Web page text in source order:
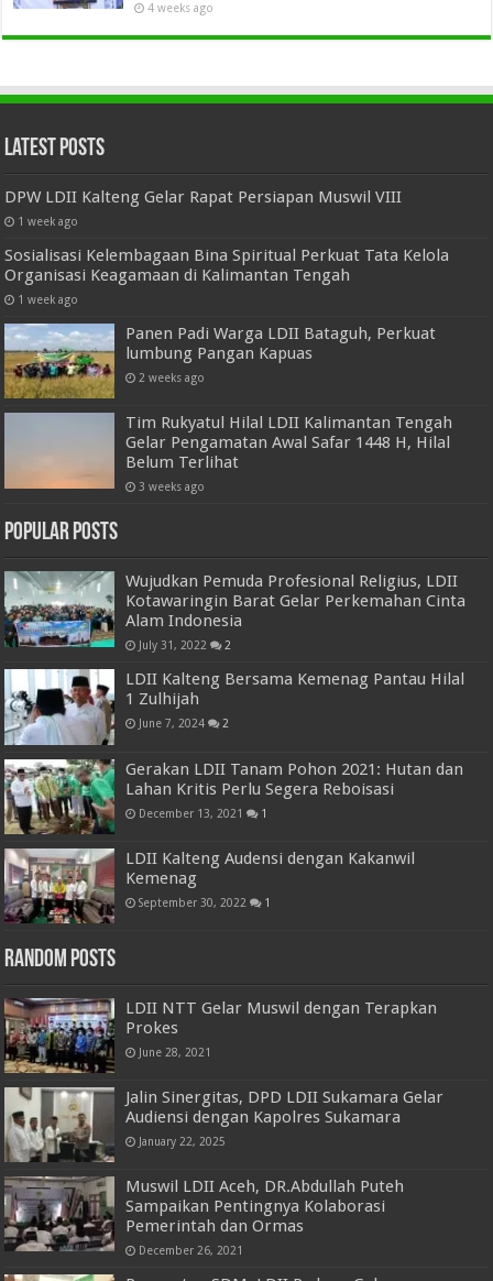
4 weeks ago
Latest Posts
DPW LDII Kalteng Gelar Rapat Persiapan Muswil VIII
1 week ago
Sosialisasi Kelembagaan Bina Spiritual Perkuat Tata Kelola
Organisasi Keagamaan di Kalimantan Tengah
1 week ago
Panen Padi Warga LDII Bataguh, Perkuat
lumbung Pangan Kapuas
2 weeks ago
Tim Rukyatul Hilal LDII Kalimantan Tengah
Gelar Pengamatan Awal Safar 1448 H, Hilal
Belum Terlihat
3 weeks ago
Popular Posts
Wujudkan Pemuda Profesional Religius, LDII
Kotawaringin Barat Gelar Perkemahan Cinta
Alam Indonesia
July 31, 2022 2
LDII Kalteng Bersama Kemenag Pantau Hilal
1 Zulhijah
June 7, 2024 2
Gerakan LDII Tanam Pohon 2021: Hutan dan
Lahan Kritis Perlu Segera Reboisasi
December 13, 2021 1
LDII Kalteng Audensi dengan Kakanwil
Kemenag
September 30, 2022 1
Random Posts
LDII NTT Gelar Muswil dengan Terapkan
Prokes
June 28, 2021
Jalin Sinergitas, DPD LDII Sukamara Gelar
Audiensi dengan Kapolres Sukamara
January 22, 2025
Muswil LDII Aceh, DR.Abdullah Puteh
Sampaikan Pentingnya Kolaborasi
Pemerintah dan Ormas
December 26, 2021